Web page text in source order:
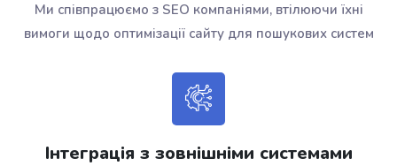
Ми співпрацюємо з SEO компаніями, втілюючи їхні
вимоги щодо оптимізації сайту для пошукових систем
Інтеграція з зовнішніми системами